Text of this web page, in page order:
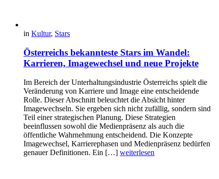
in Kultur, Stars
Österreichs bekannteste Stars im Wandel:
Karrieren, Imagewechsel und neue Projekte
Im Bereich der Unterhaltungsindustrie Österreichs spielt die
Veränderung von Karriere und Image eine entscheidende
Rolle. Dieser Abschnitt beleuchtet die Absicht hinter
Imagewechseln. Sie ergeben sich nicht zufällig, sondern sind
Teil einer strategischen Planung. Diese Strategien
beeinflussen sowohl die Medienpräsenz als auch die
öffentliche Wahrnehmung entscheidend. Die Konzepte
Imagewechsel, Karrierephasen und Medienpräsenz bedürfen
genauer Definitionen. Ein […] weiterlesen